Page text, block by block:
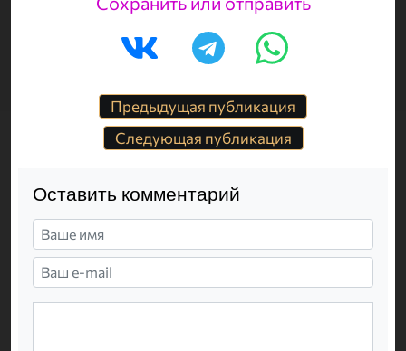
Предыдущая публикация
Следующая публикация
Оставить комментарий